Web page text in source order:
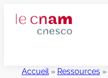
Accueil» Ressources»